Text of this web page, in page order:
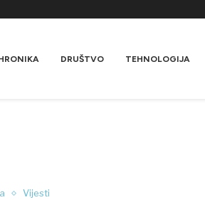
DRUŠTVO TEHNOLOGIJA
Vijesti